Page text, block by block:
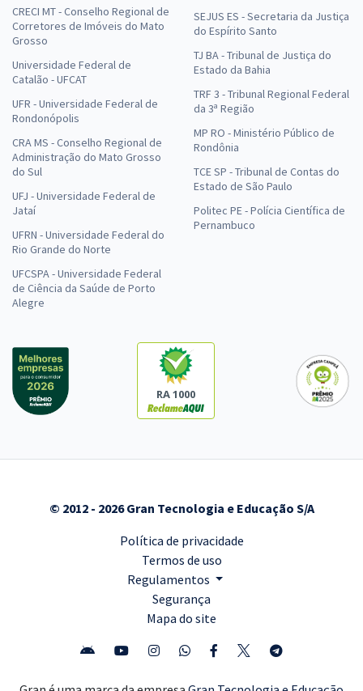
CRECI MT - Conselho Regional de
Corretores de Imóveis do Mato
Grosso
Universidade Federal de
Catalão - UFCAT
UFR - Universidade Federal de
Rondonópolis
CRA MS - Conselho Regional de
Administração do Mato Grosso
do Sul
UFJ - Universidade Federal de
Jataí
UFRN - Universidade Federal do
Rio Grande do Norte
UFCSPA - Universidade Federal
de Ciência da Saúde de Porto
Alegre
SEJUS ES - Secretaria da Justiça
do Espírito Santo
TJ BA - Tribunal de Justiça do
Estado da Bahia
TRF 3 - Tribunal Regional Federal
da 3ª Região
MP RO - Ministério Público de
Rondônia
TCE SP - Tribunal de Contas do
Estado de São Paulo
Politec PE - Polícia Científica de
Pernambuco
RA 1000
© 2012 - 2026 Gran Tecnologia e Educação S/A
Política de privacidade
Termos de uso
Regulamentos
Segurança
Mapa do site